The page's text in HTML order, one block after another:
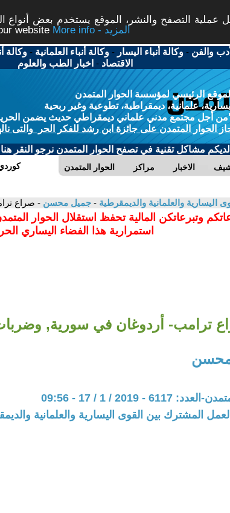
عملية التصفح والنشر، الموقع يستخدم بعض أنواع
website
More info - المزيد
والفن -وكالة أنباء اليسار -وكالة أنباء العلمانية -وكالة
الاقتصاد - اخبار الطب والعلوم
الرئيسي لمؤسسة الحوار المتمدن
علمانية، ديمقراطية، تطوعية وغير ربحية
أجل مجتمع مدني علماني ديمقراطي حديث يضمن الحرية
الحوار المتمدن على جائزة ابن رشد للفكر الحر والتى
لديكم مشاكل تقنية في تصفح الحوار المتمدن نرجو النقر
الحوار المتمدن مراكز الاخبار
اليسارية والعلمانية والديمقرطية - جميل محسن - صراع
وتبرعاتكن المالية تحفظ استقلال الحوار
استمرارية هذا الفضاء اليساري الحر
ترامب- أردوغان في سورية,
6117 - 2019 / 1 / 17 - 09:56
المشترك بين القوى اليسارية والعلمانية